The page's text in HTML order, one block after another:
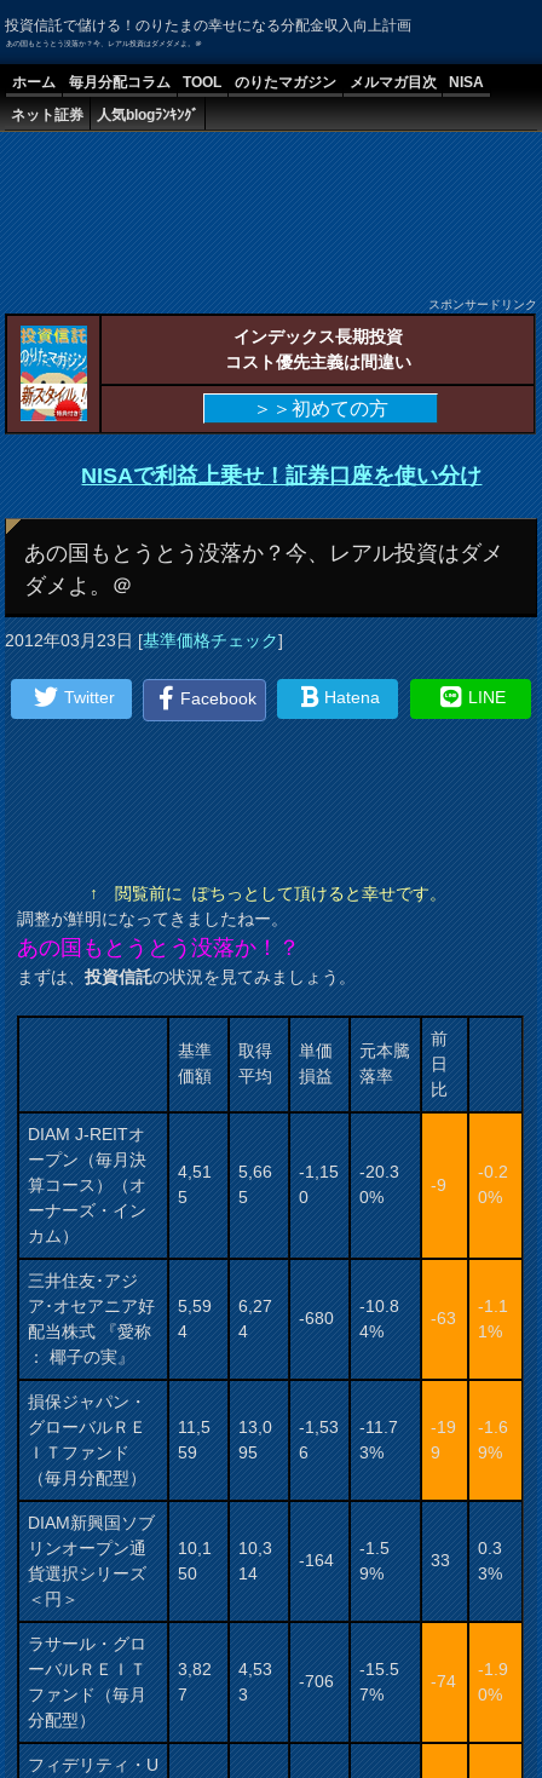
投資信託で儲ける！のりたまの幸せになる分配金収入向上計画
あの国もとうとう没落か？今、レアル投資はダメダメよ。＠
ホーム 毎月分配コラム TOOL のりたマガジン メルマガ目次
NISA
ネット証券
人気blogﾗﾝｷﾝｸﾞ
スポンサードリンク
インデックス長期投資
コスト優先主義は間違い
＞＞初めての方
NISAで利益上乗せ！証券口座を使い分け
あの国もとうとう没落か？今、レアル投資はダメ
ダメよ。＠
2012年03月23日[基準価格チェック]
Twitter Facebook Hatena LINE
↑ 閲覧前に ぽちっとして頂けると幸せです。
調整が鮮明になってきましたねー。
あの国もとうとう没落か！？
まずは、投資信託の状況を見てみましょう。
基準
価額
取得
平均
単価
損益
元本騰
落率
前
日
比
DIAM J-REITオ
ープン（毎月決
算コース）（オ
ーナーズ・イン
カム）
4,51
5
5,66
5
-1,15
0
-20.3
0%
-9
-0.2
0%
三井住友･アジ
ア･オセアニア好
配当株式 『愛称
： 椰子の実』
5,59
4
6,27
4
-680
-10.8
4%
-63
-1.1
1%
損保ジャパン・
グローバルＲＥ
ＩＴファンド
（毎月分配型）
11,5
59
13,0
95
-1,53
6
-11.7
3%
-19
9
-1.6
9%
DIAM新興国ソブ
リンオープン通
貨選択シリーズ
＜円＞
10,1
50
10,3
14
-164
-1.5
9%
33
0.3
3%
ラサール・グロ
ーバルＲＥＩＴ
ファンド（毎月
分配型）
3,82
7
4,53
3
-706
-15.5
7%
-74
-1.9
0%
フィデリティ・U